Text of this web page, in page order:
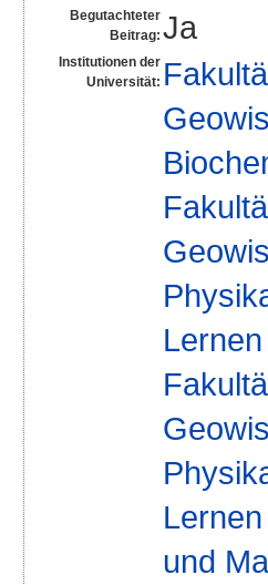
Begutachteter
Beitrag: Ja
Institutionen der
Universität:
Lernen
Lernen
und